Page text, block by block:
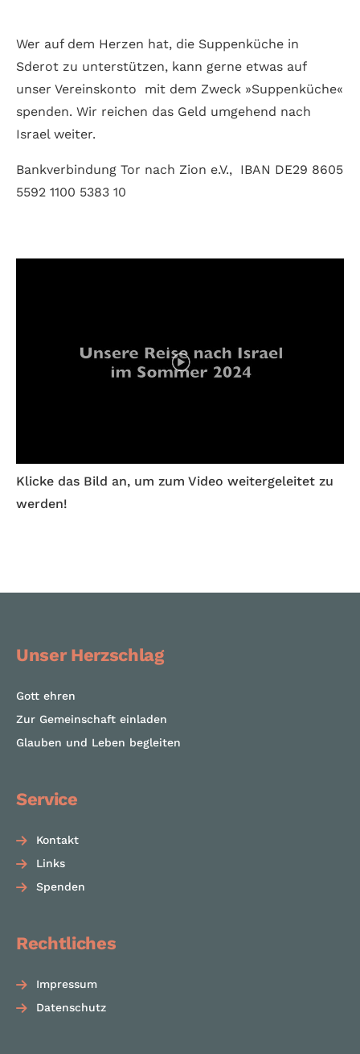
Wer auf dem Herzen hat, die Suppenküche in
Sderot zu unterstützen, kann gerne etwas auf
unser Vereinskonto mit dem Zweck »Suppenküche«
spenden. Wir reichen das Geld umgehend nach
Israel weiter.
Bankverbindung Tor nach Zion e.V., IBAN DE29 8605
5592 1100 5383 10
Klicke das Bild an, um zum Video weitergeleitet zu
werden!
Unser Herzschlag
Gott ehren
Zur Gemeinschaft einladen
Glauben und Leben begleiten
Service
Kontakt
Links
Spenden
Rechtliches
Impressum
Datenschutz